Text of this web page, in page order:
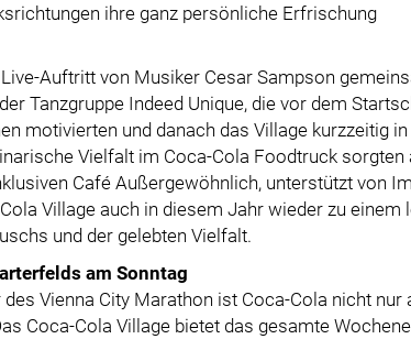
ihre ganz persönliche Erfrischung
Auftritt von Musiker Cesar Sampson
Tanzgruppe Indeed Unique, die vor dem
motivierten und danach das Village kurzzeitig
Vielfalt im Coca-Cola Foodtruck sorgten
Café Außergewöhnlich, unterstützt von
Village auch in diesem Jahr wieder zu einem
und der gelebten Vielfalt.
am Sonntag
Vienna City Marathon ist Coca-Cola nicht nur
Coca-Cola Village bietet das gesamte